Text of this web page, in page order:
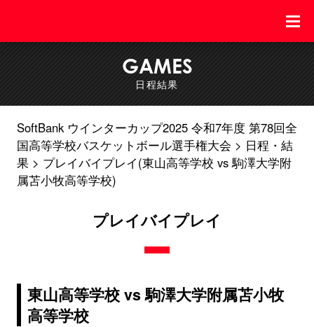
GAMES
日程結果
SoftBank ウインターカップ2025 令和7年度 第78回全
国高等学校バスケットボール選手権大会
日程・結
果
プレイバイプレイ(東山高等学校 vs 駒澤大学附
属苫小牧高等学校)
プレイバイプレイ
東山高等学校 vs 駒澤大学附属苫小牧
高等学校